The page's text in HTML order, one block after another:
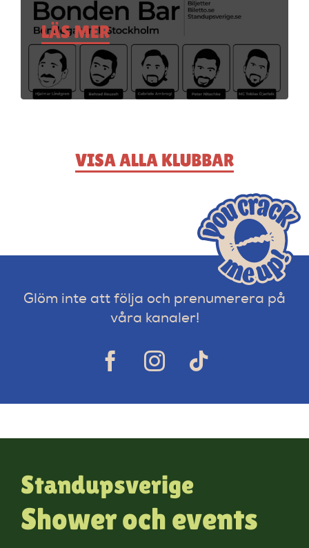
LÄS MER
VISA ALLA KLUBBAR
Glöm inte att följa och prenumerera på
våra kanaler!
Standupsverige
Shower och events